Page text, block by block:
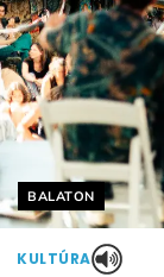
Helyszín címkék:
BALATON
KULTÚRA